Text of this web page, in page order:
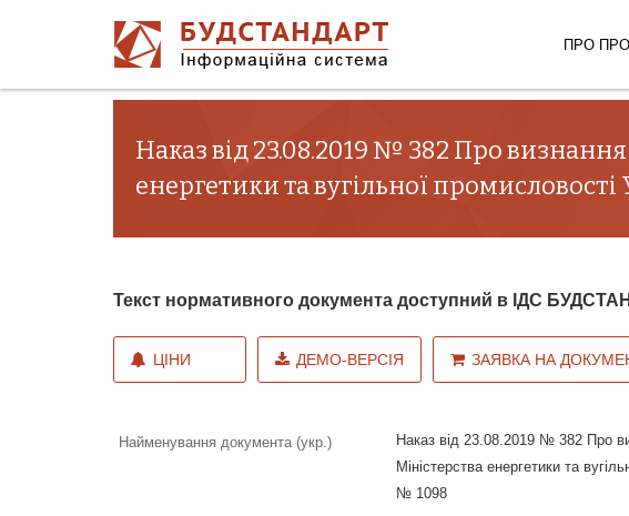
ПРО
Наказ від 23.08.2019 № 382 Про
енергетики та вугільної промисловості
Текст нормативного документа доступний в ІДС
ЦІНИ ДЕМО-ВЕРСІЯ ЗАЯВКА НА
Найменування документа (укр.)
Наказ від 23.08.2019 № 382 Про
Міністерства енергетики та
№ 1098